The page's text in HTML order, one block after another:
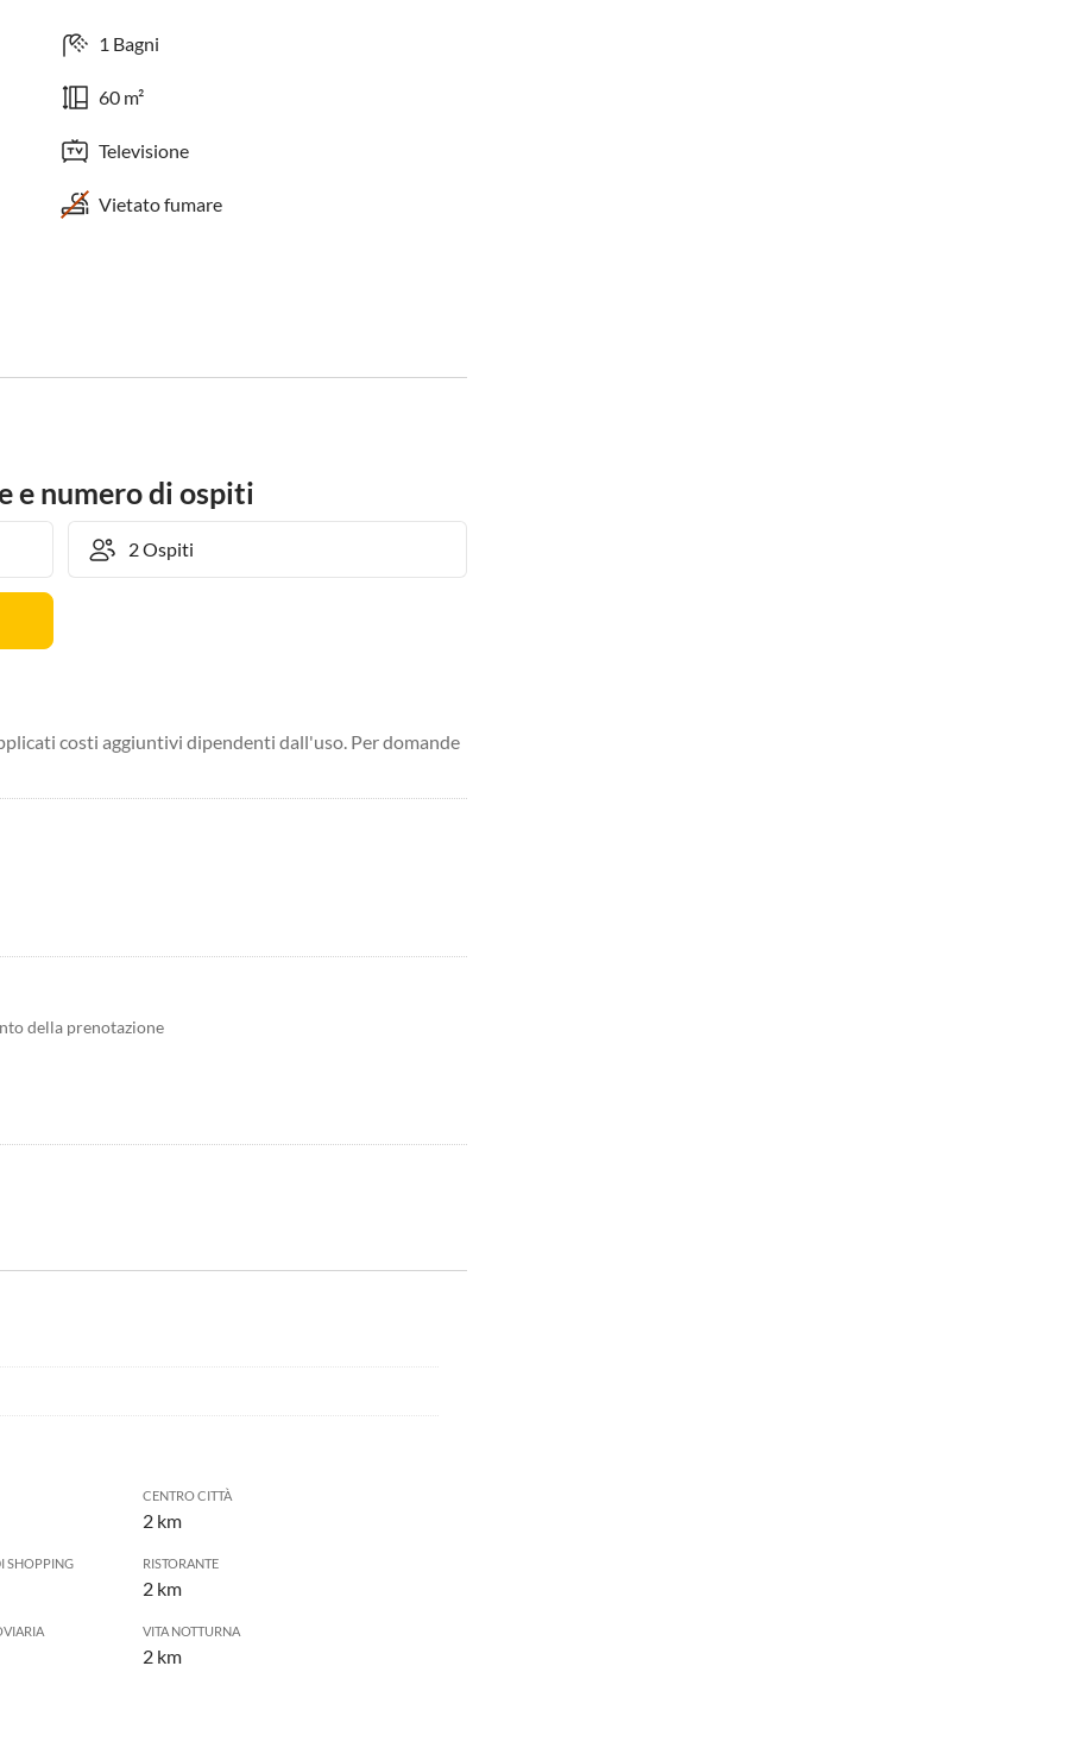
1 Bagni
60 m²
Televisione
Vietato fumare
e numero di ospiti
costi aggiuntivi dipendenti dall'uso. Per domande
della prenotazione
CENTRO CITTÀ
2 km
SHOPPING RISTORANTE
2 km
VITA NOTTURNA
2 km